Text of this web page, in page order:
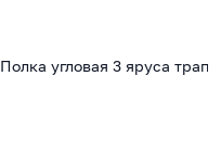
Полка угловая 3 яруса